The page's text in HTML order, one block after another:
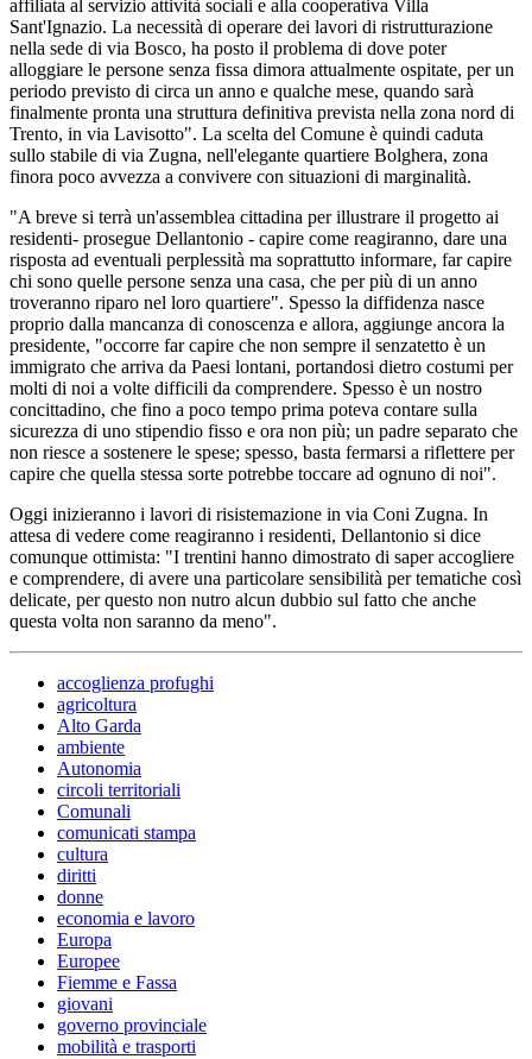
affiliata al servizio attività sociali e alla cooperativa Villa
Sant'Ignazio. La necessità di operare dei lavori di ristrutturazione
nella sede di via Bosco, ha posto il problema di dove poter
alloggiare le persone senza fissa dimora attualmente ospitate, per un
periodo previsto di circa un anno e qualche mese, quando sarà
finalmente pronta una struttura definitiva prevista nella zona nord di
Trento, in via Lavisotto". La scelta del Comune è quindi caduta
sullo stabile di via Zugna, nell'elegante quartiere Bolghera, zona
finora poco avvezza a convivere con situazioni di marginalità.
"A breve si terrà un'assemblea cittadina per illustrare il progetto ai
residenti- prosegue Dellantonio - capire come reagiranno, dare una
risposta ad eventuali perplessità ma soprattutto informare, far capire
chi sono quelle persone senza una casa, che per più di un anno
troveranno riparo nel loro quartiere". Spesso la diffidenza nasce
proprio dalla mancanza di conoscenza e allora, aggiunge ancora la
presidente, "occorre far capire che non sempre il senzatetto è un
immigrato che arriva da Paesi lontani, portandosi dietro costumi per
molti di noi a volte difficili da comprendere. Spesso è un nostro
concittadino, che fino a poco tempo prima poteva contare sulla
sicurezza di uno stipendio fisso e ora non più; un padre separato che
non riesce a sostenere le spese; spesso, basta fermarsi a riflettere per
capire che quella stessa sorte potrebbe toccare ad ognuno di noi".
Oggi inizieranno i lavori di risistemazione in via Coni Zugna. In
attesa di vedere come reagiranno i residenti, Dellantonio si dice
comunque ottimista: "I trentini hanno dimostrato di saper accogliere
e comprendere, di avere una particolare sensibilità per tematiche così
delicate, per questo non nutro alcun dubbio sul fatto che anche
questa volta non saranno da meno".
accoglienza profughi
agricoltura
Alto Garda
ambiente
Autonomia
circoli territoriali
Comunali
comunicati stampa
cultura
diritti
donne
economia e lavoro
Europa
Europee
Fiemme e Fassa
giovani
governo provinciale
mobilità e trasporti